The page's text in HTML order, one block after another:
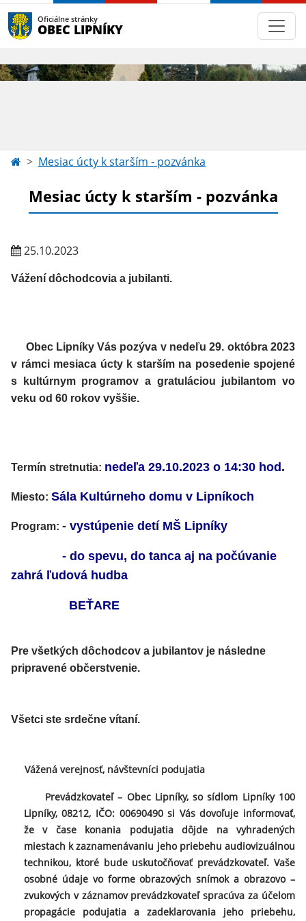
Oficiálne stránky
OBEC LIPNÍKY
Mesiac úcty k starším - pozvánka
Mesiac úcty k starším - pozvánka
25.10.2023
Vážení dôchodcovia a jubilanti.
Obec Lipníky Vás pozýva v nedeľu 29. októbra 2023
v rámci mesiaca úcty k starším na posedenie spojené
s kultúrnym programov a gratuláciou jubilantom vo
veku od 60 rokov vyššie.
Termín stretnutia: nedeľa 29.10.2023 o 14:30 hod.
Miesto: Sála Kultúrneho domu v Lipníkoch
Program: - vystúpenie detí MŠ Lipníky
- do spevu, do tanca aj na počúvanie
zahrá ľudová hudba
BEŤARE
Pre všetkých dôchodcov a jubilantov je následne
pripravené občerstvenie.
Všetci ste srdečne vítaní.
Vážená verejnosť, návštevníci podujatia
Prevádzkovateľ – Obec Lipníky, so sídlom Lipníky 100
Lipníky, 08212, IČO: 00690490 si Vás dovoľuje informovať,
že v čase konania podujatia dôjde na vyhradených
miestach k zaznamenávaniu jeho priebehu audiovizuálnou
technikou, ktoré bude uskutočňovať prevádzkovateľ. Vaše
osobné údaje vo forme obrazových snímok a obrazovo –
zvukových v záznamov prevádzkovateľ spracúva za účelom
propagácie podujatia a zadeklarovania jeho priebehu,